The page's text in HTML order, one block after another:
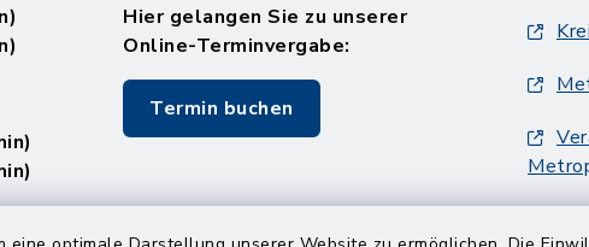
Hier gelangen Sie zu unserer
Online-Terminvergabe:
Termin buchen